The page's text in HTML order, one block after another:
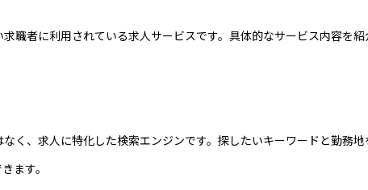
職者に利用されている求人サービスです。具体的なサービス内容を紹
く、求人に特化した検索エンジンです。探したいキーワードと勤務地
ます。